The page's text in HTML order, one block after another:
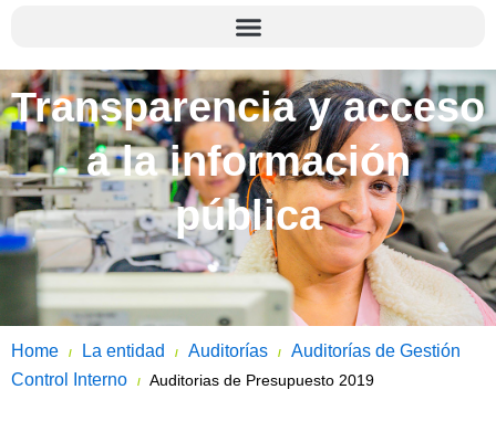
Transparencia y acceso
a la información
pública
Home / La entidad / Auditorías /
Auditorías de Gestión
Control Interno
/ Auditorias de Presupuesto 2019